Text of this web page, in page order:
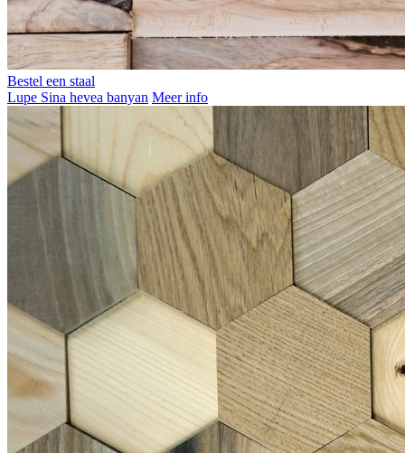
Bestel een staal
Lupe Sina hevea banyan Meer info